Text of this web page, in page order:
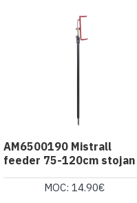
AM6500190 Mistrall
feeder 75-120cm stojan
MOC: 14.90€